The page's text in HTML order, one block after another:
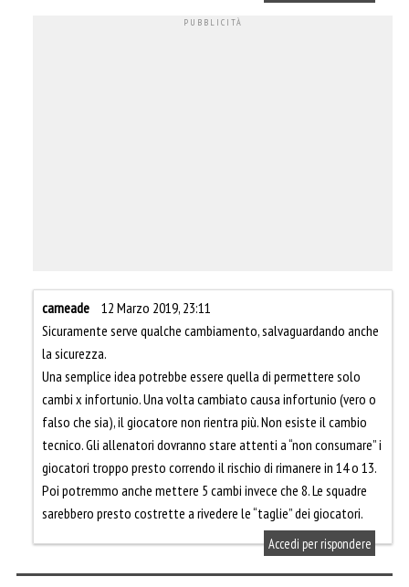
carneade
12 Marzo 2019, 23:11
Sicuramente serve qualche cambiamento, salvaguardando anche
la sicurezza.
Una semplice idea potrebbe essere quella di permettere solo
cambi x infortunio. Una volta cambiato causa infortunio (vero o
falso che sia), il giocatore non rientra più. Non esiste il cambio
tecnico. Gli allenatori dovranno stare attenti a “non consumare” i
giocatori troppo presto correndo il rischio di rimanere in 14 o 13.
Poi potremmo anche mettere 5 cambi invece che 8. Le squadre
sarebbero presto costrette a rivedere le “taglie” dei giocatori.
Accedi per rispondere